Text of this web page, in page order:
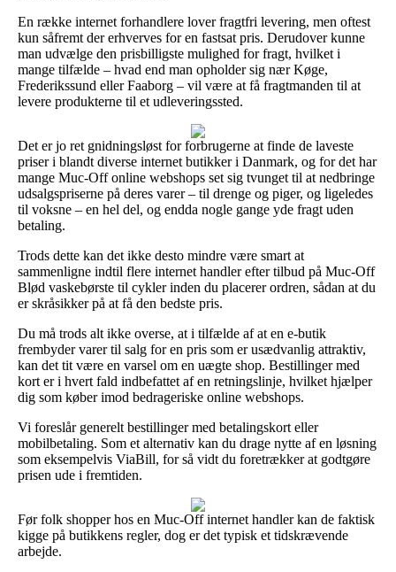
En række internet forhandlere lover fragtfri levering, men oftest
kun såfremt der erhverves for en fastsat pris. Derudover kunne
man udvælge den prisbilligste mulighed for fragt, hvilket i
mange tilfælde – hvad end man opholder sig nær Køge,
Frederikssund eller Faaborg – vil være at få fragtmanden til at
levere produkterne til et udleveringssted.
Det er jo ret gnidningsløst for forbrugerne at finde de laveste
priser i blandt diverse internet butikker i Danmark, og for det har
mange Muc-Off online webshops set sig tvunget til at nedbringe
udsalgspriserne på deres varer – til drenge og piger, og ligeledes
til voksne – en hel del, og endda nogle gange yde fragt uden
betaling.
Trods dette kan det ikke desto mindre være smart at
sammenligne indtil flere internet handler efter tilbud på Muc-Off
Blød vaskebørste til cykler inden du placerer ordren, sådan at du
er skråsikker på at få den bedste pris.
Du må trods alt ikke overse, at i tilfælde af at en e-butik
frembyder varer til salg for en pris som er usædvanlig attraktiv,
kan det tit være en varsel om en uægte shop. Bestillinger med
kort er i hvert fald indbefattet af en retningslinje, hvilket hjælper
dig som køber imod bedrageriske online webshops.
Vi foreslår generelt bestillinger med betalingskort eller
mobilbetaling. Som et alternativ kan du drage nytte af en løsning
som eksempelvis ViaBill, for så vidt du foretrækker at godtgøre
prisen ude i fremtiden.
Før folk shopper hos en Muc-Off internet handler kan de faktisk
kigge på butikkens regler, dog er det typisk et tidskrævende
arbejde.